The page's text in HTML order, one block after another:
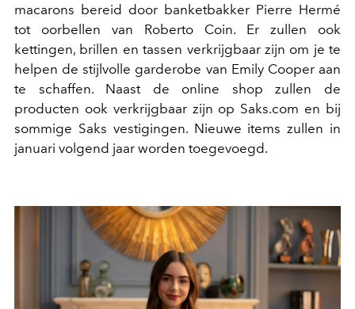
macarons bereid door banketbakker Pierre Hermé
tot oorbellen van Roberto Coin. Er zullen ook
kettingen, brillen en tassen verkrijgbaar zijn om je te
helpen de stijlvolle garderobe van Emily Cooper aan
te schaffen. Naast de online shop zullen de
producten ook verkrijgbaar zijn op Saks.com en bij
sommige Saks vestigingen. Nieuwe items zullen in
januari volgend jaar worden toegevoegd.